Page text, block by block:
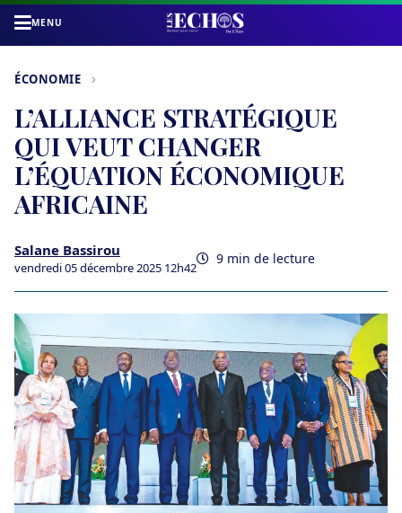
MENU
ÉCONOMIE ›
L’ALLIANCE STRATÉGIQUE
QUI VEUT CHANGER
L’ÉQUATION ÉCONOMIQUE
AFRICAINE
Salane Bassirou
vendredi 05 décembre 2025 12h42
9 min de lecture